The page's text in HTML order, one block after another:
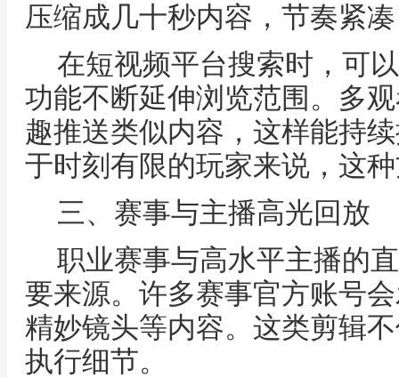
压缩成几十秒内容，节奏紧
在短视频平台搜索时，可
功能不断延伸浏览范围。多
趣推送类似内容，这样能持
于时刻有限的玩家来说，这
三、赛事与主播高光回放
职业赛事与高水平主播的
要来源。许多赛事官方账号
精妙镜头等内容。这类剪辑
执行细节。